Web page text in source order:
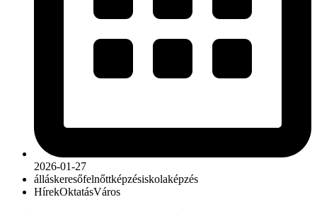
2026-01-27
álláskeresőfelnőttképzésiskolaképzés
HírekOktatásVáros